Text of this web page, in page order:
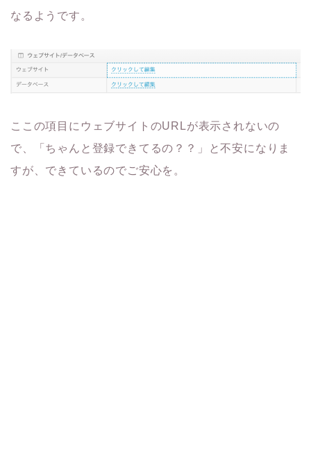
なるようです。
ここの項目にウェブサイトのURLが表示されないの
で、「ちゃんと登録できてるの？？」と不安になりま
すが、できているのでご安心を。